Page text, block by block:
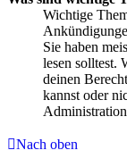
Wichtige
Sie haben
lesen solltest.
deinen
kannst oder
Nach oben